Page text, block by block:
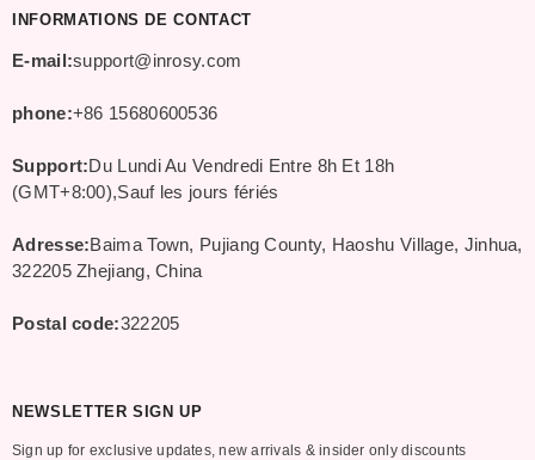
INFORMATIONS DE CONTACT
E-mail:support@inrosy.com
phone:+86 15680600536
Support:Du Lundi Au Vendredi Entre 8h Et 18h
(GMT+8:00),Sauf les jours fériés
Adresse:Baima Town, Pujiang County, Haoshu Village, Jinhua,
322205 Zhejiang, China
Postal code:322205
NEWSLETTER SIGN UP
Sign up for exclusive updates, new arrivals & insider only discounts